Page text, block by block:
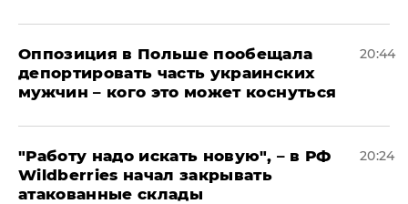
Оппозиция в Польше пообещала
депортировать часть украинских
мужчин – кого это может коснуться
20:44
"Работу надо искать новую", – в РФ
Wildberries начал закрывать
атакованные склады
20:24